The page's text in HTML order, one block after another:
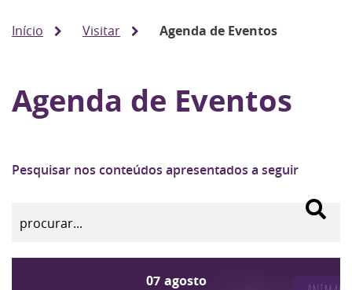
Início Visitar Agenda de Eventos
Agenda de Eventos
Pesquisar nos conteúdos apresentados a seguir
07 agosto